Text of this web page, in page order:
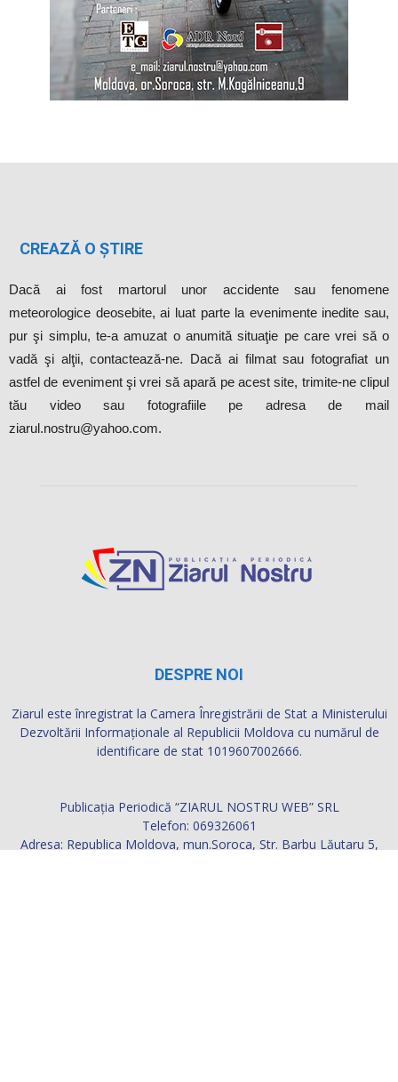
CREAZĂ O ȘTIRE
Dacă ai fost martorul unor accidente sau fenomene
meteorologice deosebite, ai luat parte la evenimente inedite sau,
pur şi simplu, te-a amuzat o anumită situaţie pe care vrei să o
vadă şi alţii, contactează-ne. Dacă ai filmat sau fotografiat un
astfel de eveniment şi vrei să apară pe acest site, trimite-ne clipul
tău video sau fotografiile pe adresa de mail
ziarul.nostru@yahoo.com.
DESPRE NOI
Ziarul este înregistrat la Camera Înregistrării de Stat a Ministerului
Dezvoltării Informaţionale al Republicii Moldova cu numărul de
identificare de stat 1019607002666.
Publicația Periodică “ZIARUL NOSTRU WEB” SRL
Telefon: 069326061
Adresa: Republica Moldova, mun.Soroca, Str. Barbu Lăutaru 5,